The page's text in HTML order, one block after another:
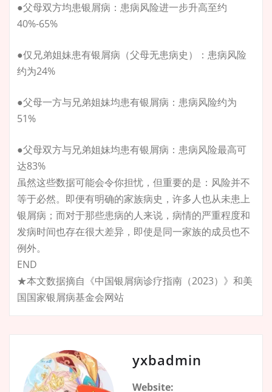
●父母双方均患银屑病：患病风险进一步升高至约
40%-65%
●仅兄弟姐妹患有银屑病（父母无患病史）：患病风险
约为24%
●父母一方与兄弟姐妹均患有银屑病：患病风险约为
51%
●父母双方与兄弟姐妹均患有银屑病：患病风险最高可
达83%
虽然这些数据可能会令你担忧，但重要的是：风险并不
等于必然。即便有明确的家族病史，许多人也从未患上
银屑病；而对于那些患病的人来说，病情的严重程度和
发病时间也存在很大差异，即使是同一家族的成员也不
例外。
END
★本文数据摘自《中国银屑病诊疗指南（2023）》和美
国国家银屑病基金会网站
yxbadmin
Website: